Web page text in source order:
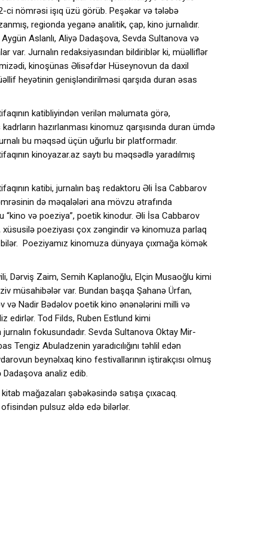
ci nömrəsi işıq üzü görüb. Peşəkar və tələbə
regionda yeganə analitik, çap, kino jurnalıdır.
Aslanlı, Aliyə Dadaşova, Sevda Sultanova və
var. Jurnalın redaksiyasından bildiriblər ki, müəlliflər
kinoşünas Əlisəfdər Hüseynovun da daxil
heyətinin genişləndirilməsi qarşıda duran əsas
katibliyindən verilən məlumata görə,
hazırlanması kinomuz qarşısında duran ümdə
bu məqsəd üçün uğurlu bir platformadır.
kinoyazar.az saytı bu məqsədlə yaradılmış
katibi, jurnalın baş redaktoru Əli İsa Cabbarov
də məqalələri ana mövzu ətrafında
“kino və poeziya”, poetik kinodur. Əli İsa Cabbarov
xüsusilə poeziyası çox zəngindir və kinomuza parlaq
Poeziyamız kinomuza dünyaya çıxmağa kömək
Dərviş Zaim, Semih Kaplanoğlu, Elçin Musaoğlu kimi
müsahibələr var. Bundan başqa Şahanə Ürfan,
və Nadir Bədəlov poetik kino ənənələrini milli və
edirlər. Tod Filds, Ruben Estlund kimi
jurnalın fokusundadır. Sevda Sultanova Oktay Mir-
Tengiz Abuladzenin yaradıcılığını təhlil edən
beynəlxaq kino festivallarının iştirakçısı olmuş
Dadaşova analiz edib.
mağazaları şəbəkəsində satışa çıxacaq.
pulsuz əldə edə bilərlər.